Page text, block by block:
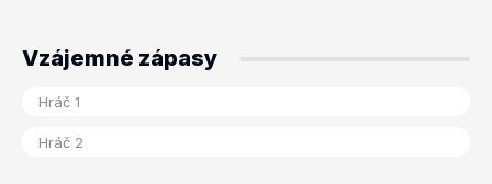
Vzájemné zápasy